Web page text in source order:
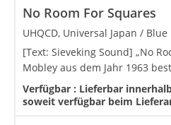
No Room For Squares
UHQCD, Universal Japan / Blue
[Text: Sieveking Sound] „No
Mobley aus dem Jahr 1963
Verfügbar : Lieferbar
soweit verfügbar beim